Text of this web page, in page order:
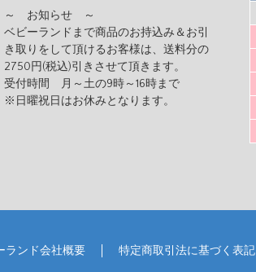
～ お知らせ ～
ベビーランドまで商品のお持込み＆お引
き取りをして頂けるお客様は、送料分の
2750円(税込)引きさせて頂きます。
受付時間 月～土の9時～16時まで
※日曜祝日はお休みとなります。
ランド会社概要 特定商取引法に基づく表記